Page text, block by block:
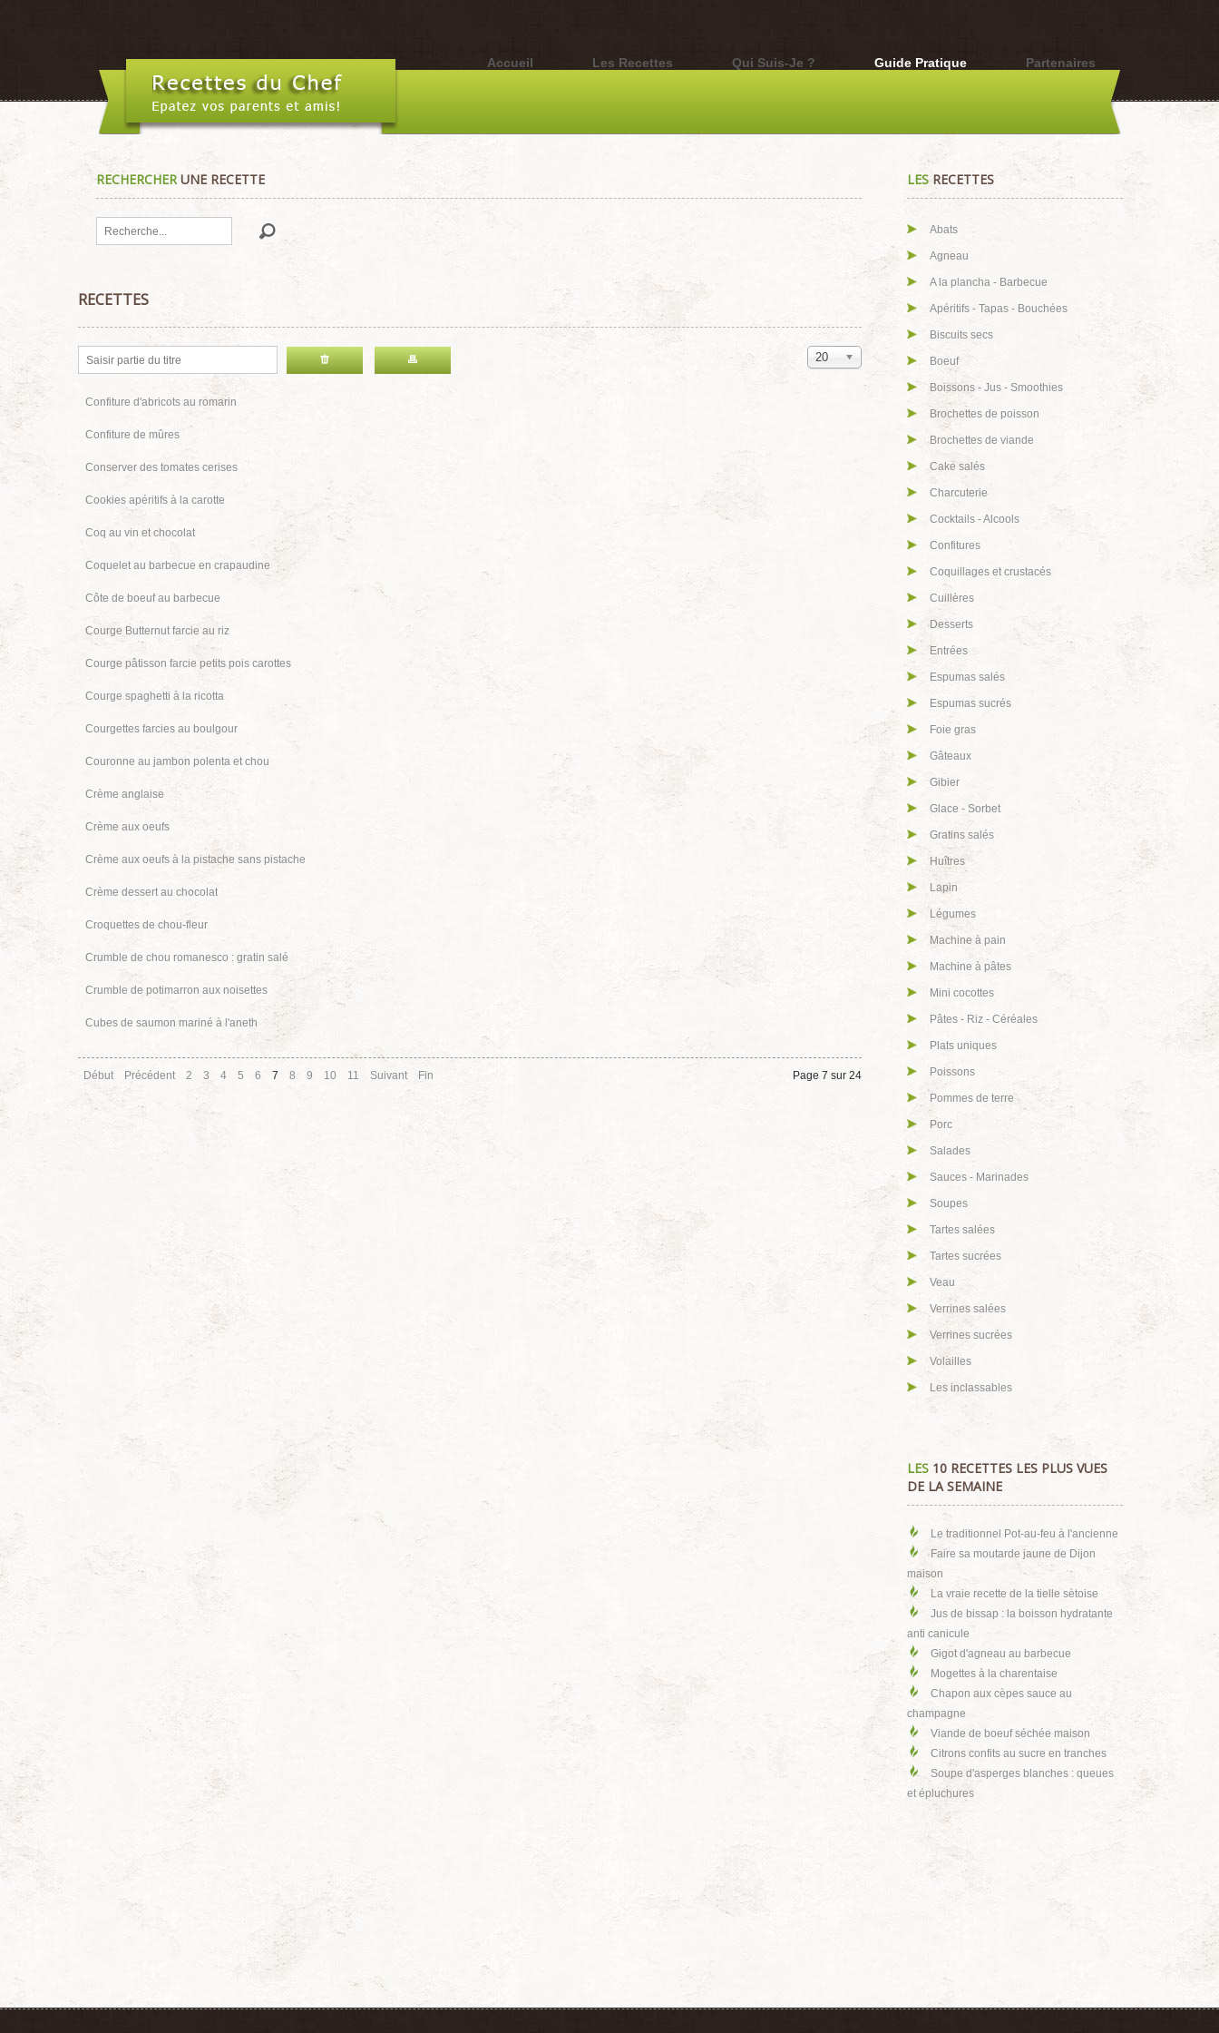
Accueil Les Recettes Qui Suis-Je ? Guide Pratique Partenaires
RECHERCHERUNE RECETTE
Rechercher
RECETTES
20
Confiture d'abricots au romarin
Confiture de mûres
Conserver des tomates cerises
Cookies apéritifs à la carotte
Coq au vin et chocolat
Coquelet au barbecue en crapaudine
Côte de boeuf au barbecue
Courge Butternut farcie au riz
Courge pâtisson farcie petits pois carottes
Courge spaghetti à la ricotta
Courgettes farcies au boulgour
Couronne au jambon polenta et chou
Crème anglaise
Crème aux oeufs
Crème aux oeufs à la pistache sans pistache
Crème dessert au chocolat
Croquettes de chou-fleur
Crumble de chou romanesco : gratin salé
Crumble de potimarron aux noisettes
Cubes de saumon mariné à l'aneth
Page 7 sur 24
Début Précédent 2 3 4 5 6 7 8 9 10 11 Suivant Fin
LESRECETTES
Abats
Agneau
A la plancha - Barbecue
Apéritifs - Tapas - Bouchées
Biscuits secs
Boeuf
Boissons - Jus - Smoothies
Brochettes de poisson
Brochettes de viande
Cake salés
Charcuterie
Cocktails - Alcools
Confitures
Coquillages et crustacés
Cuillères
Desserts
Entrées
Espumas salés
Espumas sucrés
Foie gras
Gâteaux
Gibier
Glace - Sorbet
Gratins salés
Huîtres
Lapin
Légumes
Machine à pain
Machine à pâtes
Mini cocottes
Pâtes - Riz - Céréales
Plats uniques
Poissons
Pommes de terre
Porc
Salades
Sauces - Marinades
Soupes
Tartes salées
Tartes sucrées
Veau
Verrines salées
Verrines sucrées
Volailles
Les inclassables
LES 10 RECETTES LES PLUS VUES
DE LA SEMAINE
Le traditionnel Pot-au-feu à l'ancienne
Faire sa moutarde jaune de Dijon
maison
La vraie recette de la tielle sètoise
Jus de bissap : la boisson hydratante
anti canicule
Gigot d'agneau au barbecue
Mogettes à la charentaise
Chapon aux cèpes sauce au
champagne
Viande de boeuf séchée maison
Citrons confits au sucre en tranches
Soupe d'asperges blanches : queues
et épluchures